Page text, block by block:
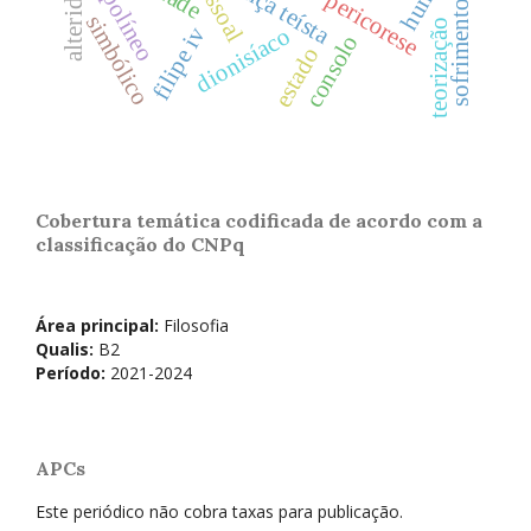
pericorese
apolíneo dionisíacoconsolo teorizaçãosofrimento
estado
filipe iv
simbólico
Cobertura temática codificada de acordo com a
classificação do CNPq
Área principal: Filosofia
Qualis: B2
Período: 2021-2024
APCs
Este periódico não cobra taxas para publicação.